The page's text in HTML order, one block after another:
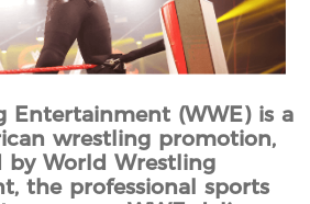
Entertainment (WWE) is a
wrestling promotion,
by World Wrestling
the professional sports